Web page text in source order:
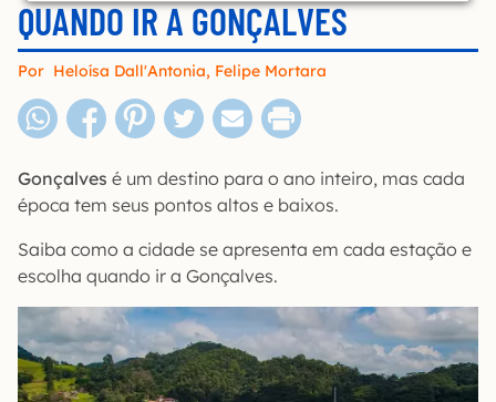
QUANDO IR A GONÇALVES
Por Heloísa Dall'Antonia, Felipe Mortara
Gonçalves é um destino para o ano inteiro, mas cada
época tem seus pontos altos e baixos.
Saiba como a cidade se apresenta em cada estação e
escolha quando ir a Gonçalves.